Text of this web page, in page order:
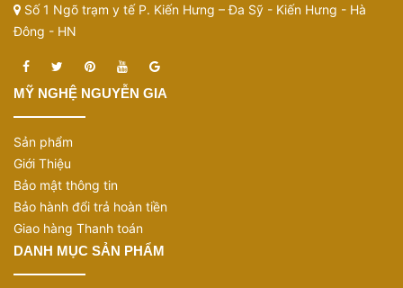
Số 1 Ngõ trạm y tế P. Kiến Hưng – Đa Sỹ - Kiến Hưng - Hà
Đông - HN
MỸ NGHỆ NGUYỄN GIA
Sản phẩm
Giới Thiệu
Bảo mật thông tin
Bảo hành đổi trả hoàn tiền
Giao hàng Thanh toán
DANH MỤC SẢN PHẨM